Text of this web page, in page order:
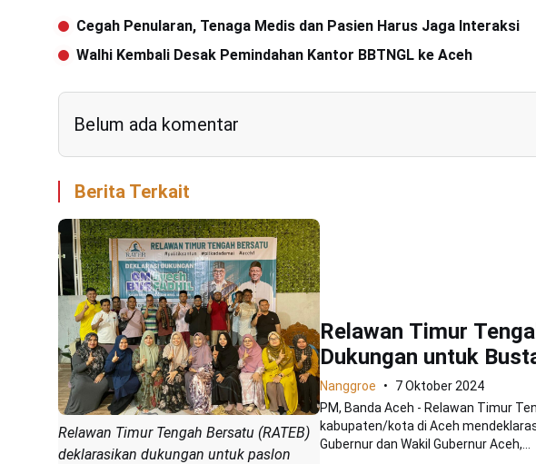
Cegah Penularan, Tenaga Medis dan Pasien Harus Jaga Interaksi
Walhi Kembali Desak Pemindahan Kantor BBTNGL ke Aceh
Belum ada komentar
Berita Terkait
Relawan Timur Tengah Bersatu (RATEB)
deklarasikan dukungan untuk paslon
Relawan Timur
Dukungan untuk
Nanggroe
7 Oktober 2024
PM, Banda Aceh - Relawan Timur
kabupaten/kota di Aceh
Gubernur dan Wakil Gubernur Aceh,...